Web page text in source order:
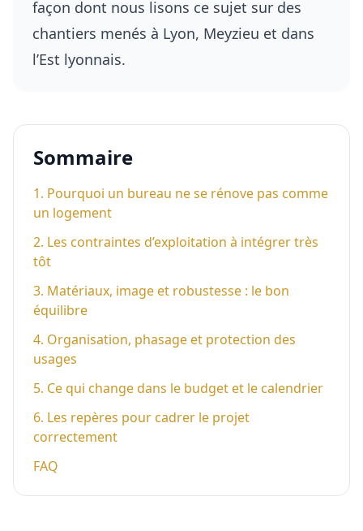
façon dont nous lisons ce sujet sur des
chantiers menés à Lyon, Meyzieu et dans
l’Est lyonnais.
Sommaire
1. Pourquoi un bureau ne se rénove pas comme
un logement
2. Les contraintes d’exploitation à intégrer très
tôt
3. Matériaux, image et robustesse : le bon
équilibre
4. Organisation, phasage et protection des
usages
5. Ce qui change dans le budget et le calendrier
6. Les repères pour cadrer le projet
correctement
FAQ